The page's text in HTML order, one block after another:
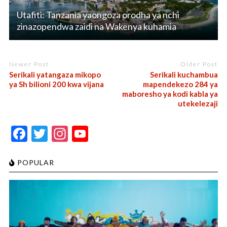
Utafiti: Tanzania yaongoza orodha ya nchi
zinazopendwa zaidi na Wakenya kuhamia
Newer Post
Serikali yatangaza mikopo
ya Sh bilioni 200 kwa vijana
Older Post
Serikali kuchambua
mapendekezo 284 ya
maboresho ya kodi kabla ya
utekelezaji
F
ac
e
b
o
T
w
itt
er
In
st
gr
a
m
Y
o
T
u
b
POPULAR